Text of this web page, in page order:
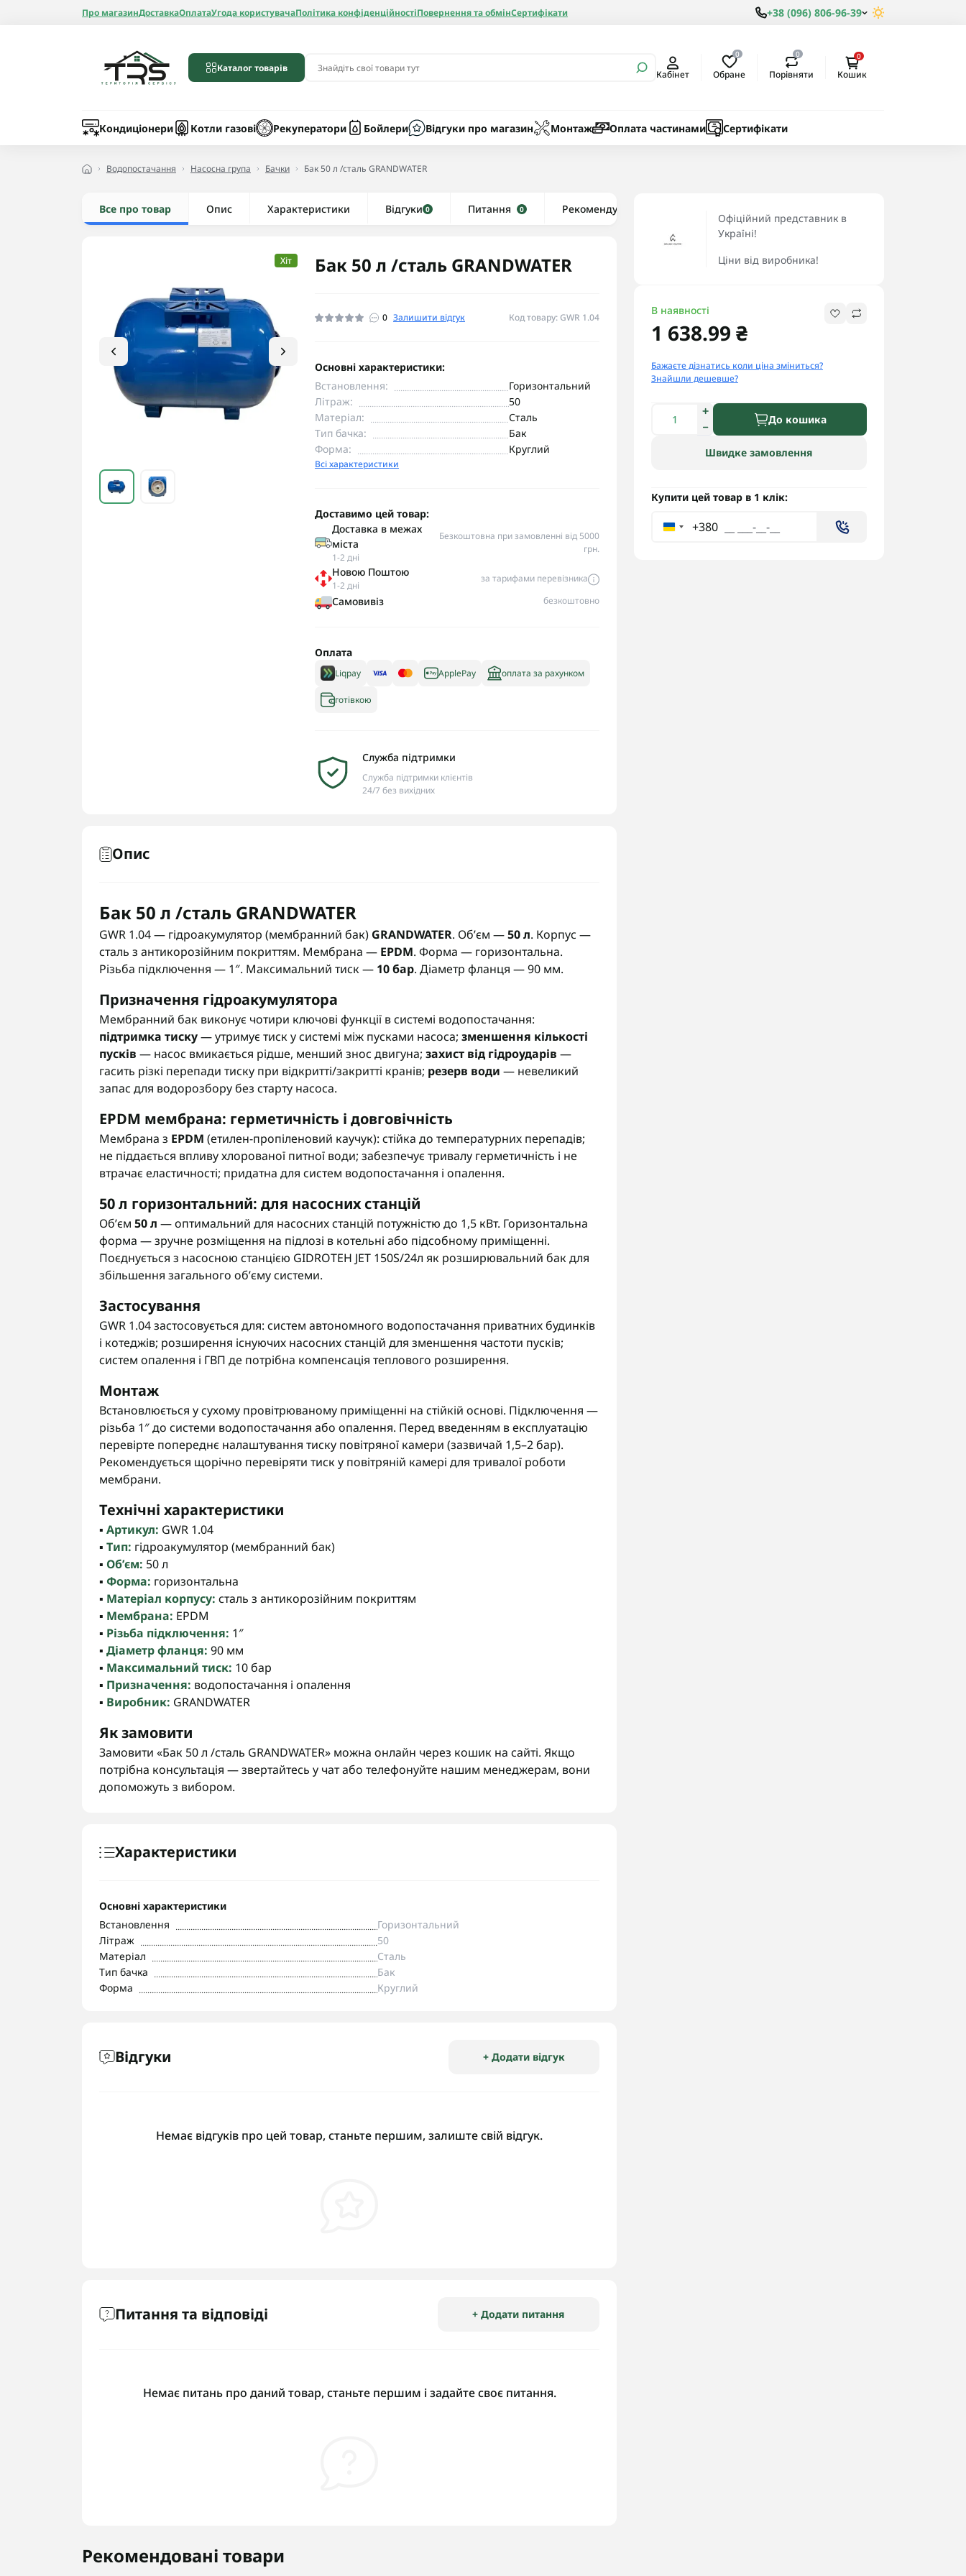
Про магазинДоставкаОплатаУгода користувачаПолітика конфіденційностіПовернення та обмінСертифікати +38 (096) 806-96-39
Каталог товарів
Кабінет
0
Обране
0
Порівняти
0
Кошик
Кондиціонери Котли газові Рекуператори Бойлери Відгуки про магазин Монтаж Оплата частинами Сертифікати
Радіатори алюмінієві
Рушникосушки водяні
Колби
Водопостачання Насосна група Бачки Бак 50 л /сталь GRANDWATER
Все про товар Опис Характеристики Відгуки 0 Питання 0 Рекомендуємо
Хіт Бак 50 л /сталь GRANDWATER
0 Залишити відгук Код товару: GWR 1.04
Офіційний представник в
Україні!
Ціни від виробника!
В наявності
1 638.99 ₴
Бажаєте дізнатись коли ціна зміниться?
Знайшли дешевше?
До кошика
Швидке замовлення
Купити цей товар в 1 клік:
+380
Основні характеристики:
Встановлення:
Горизонтальний
Літраж:
50
Матеріал:
Сталь
Тип бачка:
Бак
Форма:
Круглий
Всі характеристики
Доставимо цей товар:
Доставка в межах
міста
1-2 дні
Безкоштовна при замовленні від 5000
грн.
Новою Поштою
1-2 дні
за тарифами перевізника
Самовивіз безкоштовно
Оплата
Liqpay ApplePay оплата за рахунком
готівкою
Служба підтримки
Служба підтримки клієнтів
24/7 без вихідних
Опис
Бак 50 л /сталь GRANDWATER
GWR 1.04 — гідроакумулятор (мембранний бак) GRANDWATER. Об’єм —50 л. Корпус —
сталь з антикорозійним покриттям. Мембрана — EPDM. Форма — горизонтальна.
Різьба підключення — 1″. Максимальний тиск — 10 бар. Діаметр фланця — 90 мм.
Призначення гідроакумулятора
Мембранний бак виконує чотири ключові функції в системі водопостачання:
підтримка тиску— утримує тиск у системі між пусками насоса; зменшення кількості
пусків — насос вмикається рідше, менший знос двигуна; захист від гідроударів —
гасить різкі перепади тиску при відкритті/закритті кранів; резерв води — невеликий
запас для водорозбору без старту насоса.
EPDM мембрана: герметичність і довговічність
Мембрана з EPDM (етилен-пропіленовий каучук): стійка до температурних перепадів;
не піддається впливу хлорованої питної води; забезпечує тривалу герметичність і не
втрачає еластичності; придатна для систем водопостачання і опалення.
50 л горизонтальний: для насосних станцій
Об’єм 50 л — оптимальний для насосних станцій потужністю до 1,5 кВт. Горизонтальна
форма — зручне розміщення на підлозі в котельні або підсобному приміщенні.
Поєднується з насосною станцією GIDROTEH JET 150S/24л як розширювальний бак для
збільшення загального об’єму системи.
Застосування
GWR 1.04 застосовується для: систем автономного водопостачання приватних будинків
і котеджів; розширення існуючих насосних станцій для зменшення частоти пусків;
систем опалення і ГВП де потрібна компенсація теплового розширення.
Монтаж
Встановлюється у сухому провітрюваному приміщенні на стійкій основі. Підключення —
різьба 1″ до системи водопостачання або опалення. Перед введенням в експлуатацію
перевірте попереднє налаштування тиску повітряної камери (зазвичай 1,5–2 бар).
Рекомендується щорічно перевіряти тиск у повітряній камері для тривалої роботи
мембрани.
Технічні характеристики
▪️ Артикул: GWR 1.04
▪️ Тип: гідроакумулятор (мембранний бак)
▪️ Об’єм: 50 л
▪️ Форма: горизонтальна
▪️ Матеріал корпусу: сталь з антикорозійним покриттям
▪️ Мембрана: EPDM
▪️ Різьба підключення: 1″
▪️ Діаметр фланця: 90 мм
▪️ Максимальний тиск: 10 бар
▪️ Призначення: водопостачання і опалення
▪️ Виробник: GRANDWATER
Як замовити
Замовити «Бак 50 л /сталь GRANDWATER» можна онлайн через кошик на сайті. Якщо
потрібна консультація — звертайтесь у чат або телефонуйте нашим менеджерам, вони
допоможуть з вибором.
Характеристики
Основні характеристики
Встановлення
Горизонтальний
Літраж
50
Матеріал
Сталь
Тип бачка
Бак
Форма
Круглий
Відгуки + Додати відгук
Немає відгуків про цей товар, станьте першим, залиште свій відгук.
Питання та відповіді + Додати питання
Немає питань про даний товар, станьте першим і задайте своє питання.
Рекомендовані товари